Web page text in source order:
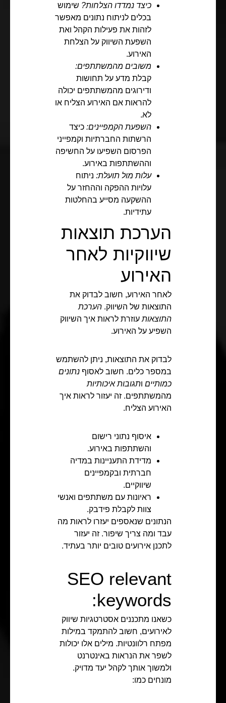
כיצד נמדדו הצלחות? שימוש
בכלים לניתוח נתונים מאפשר
לזהות את פעילות הקהל ואת
השפעת השיווק על הצלחת
האירוע.
משובים מהמשתתפים:
קבלת מדע על תחושות
ודירוגים מהמשתתפים יכולה
להראות אם האירוע הצליח או
לא.
השפעת הקמפיינים: כיצד
הרשתות החברתיות וקמפייני
הפרסום השפיעו על החשיפה
וההשתתפות באירוע.
עלות מול תועלת: ניתוח
עלויות ההפקה וההחזר על
ההשקעה מסייע בהחלטות
עתידיות.
הערכת תוצאות
שיווקיות לאחר
האירוע
לאחר האירוע, חשוב לבדוק את
התוצאות של השיווק. הערכת
התוצאות עוזרת לראות איך השיווק
השפיע על האירוע.
לבדוק את התוצאות, ניתן להשתמש
במספר כלים. חשוב לאסוף נתונים
כמותיים ותגובות איכותיות
מהמשתתפים. זה יעזור לראות איך
האירוע הצליח.
איסוף נתוני רישום
והשתתפות באירוע.
מדידת התעניינות במדיה
חברתית ובקמפיינים
שיווקיים.
ראיונות עם משתתפים ואנשי
צוות לקבלת פידבק.
הנתונים שנאספים יעזרו לראות מה
עבד ומה צריך שיפור. זה יעזור
לתכנן אירועים טובים יותר בעתיד.
SEO relevant
keywords:
כשאנו מתכננים אסטרטגיות שיווק
לאירועים, חשוב להתמקד במילות
מפתח רלוונטיות. מילים אלו יכולות
לשפר את הנראות באינטרנט
ולמשוך אותך לקהל יעד מדויק.
מונחים כמו: